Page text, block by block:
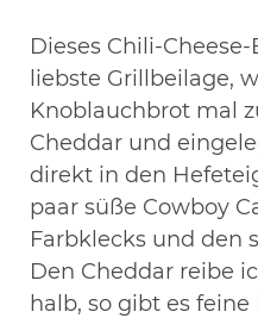
Dieses Chili-
liebste Grillbeilage,
Knoblauchbrot mal
Cheddar und
direkt in den
paar süße Cowboy
Farbklecks und den
Den Cheddar reibe
halb, so gibt es